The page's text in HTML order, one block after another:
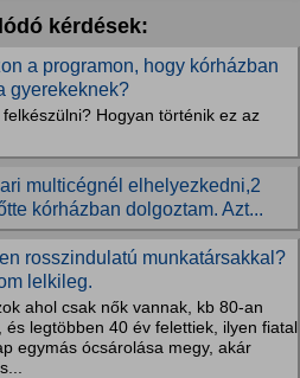
kérdések:
a programon, hogy kórházban
gyerekeknek?
Hogyan történik ez az
multicégnél elhelyezkedni,2
kórházban dolgoztam. Azt...
rosszindulatú munkatársakkal?
lelkileg.
ahol csak nők vannak, kb 80-an
legtöbben 40 év felettiek, ilyen fiatal
egymás ócsárolása megy, akár